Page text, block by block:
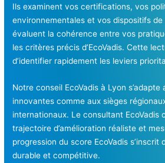
Ils examinent vos certifications, vos
environnementales et vos dispositifs
évaluent la cohérence entre vos
les critères précis d’EcoVadis. Cette
d’identifier rapidement les leviers
Notre conseil EcoVadis à Lyon s’adapte
innovantes comme aux sièges
internationaux. Le consultant EcoVadis
trajectoire d’amélioration réaliste et
progression du score EcoVadis s’inscrit
durable et compétitive.